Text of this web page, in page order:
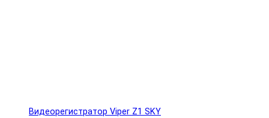
Видеорегистратор Viper Z1 SKY